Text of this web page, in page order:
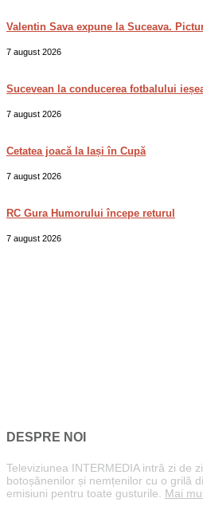
Valentin Sava expune la Suceava.
7 august 2026
Sucevean la conducerea fotbalului
7 august 2026
Cetatea joacă la Iași în Cupă
7 august 2026
RC Gura Humorului începe returul
7 august 2026
DESPRE NOI
Televiziunea INTERMEDIA intră zi de
botoșănenilor și nemțenilor cu o grilă
emisiuni pentru toate gusturile. Mai